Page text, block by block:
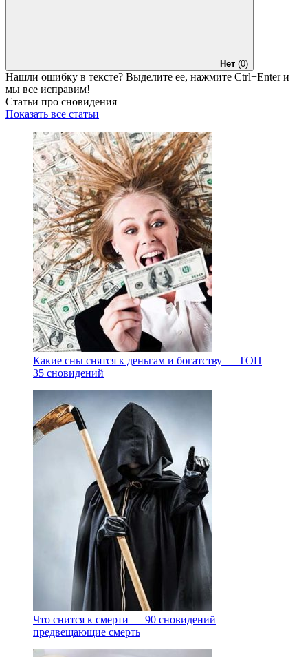
Нет (0)
Нашли ошибку в тексте? Выделите ее, нажмите Ctrl+Enterи
мы все исправим!
Статьи про сновидения
Показать все статьи
Какие сны снятся к деньгам и богатству — ТОП
35 сновидений
Что снится к смерти — 90 сновидений
предвещающие смерть